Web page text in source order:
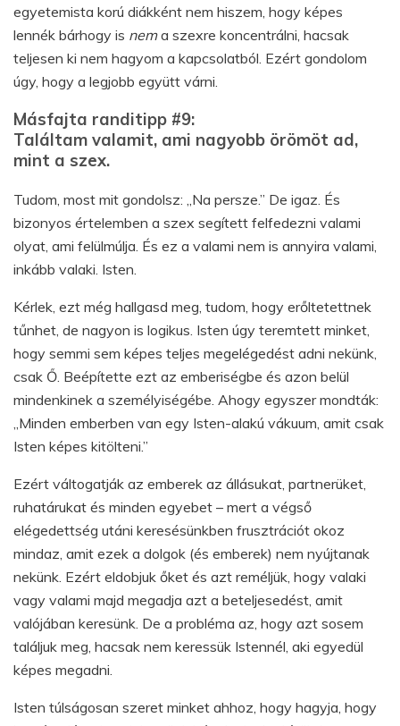
egyetemista korú diákként nem hiszem, hogy képes
lennék bárhogy is nema szexre koncentrálni, hacsak
teljesen ki nem hagyom a kapcsolatból. Ezért gondolom
úgy, hogy a legjobb együtt várni.
Másfajta randitipp #9:
Találtam valamit, ami nagyobb örömöt ad,
mint a szex.
Tudom, most mit gondolsz: „Na persze.” De igaz. És
bizonyos értelemben a szex segített felfedezni valami
olyat, ami felülmúlja. És ez a valami nem is annyira valami,
inkább valaki. Isten.
Kérlek, ezt még hallgasd meg, tudom, hogy erőltetettnek
tűnhet, de nagyon is logikus. Isten úgy teremtett minket,
hogy semmi sem képes teljes megelégedést adni nekünk,
csak Ő. Beépítette ezt az emberiségbe és azon belül
mindenkinek a személyiségébe. Ahogy egyszer mondták:
„Minden emberben van egy Isten-alakú vákuum, amit csak
Isten képes kitölteni.”
Ezért váltogatják az emberek az állásukat, partnerüket,
ruhatárukat és minden egyebet – mert a végső
elégedettség utáni keresésünkben frusztrációt okoz
mindaz, amit ezek a dolgok (és emberek) nem nyújtanak
nekünk. Ezért eldobjuk őket és azt reméljük, hogy valaki
vagy valami majd megadja azt a beteljesedést, amit
valójában keresünk. De a probléma az, hogy azt sosem
találjuk meg, hacsak nem keressük Istennél, aki egyedül
képes megadni.
Isten túlságosan szeret minket ahhoz, hogy hagyja, hogy